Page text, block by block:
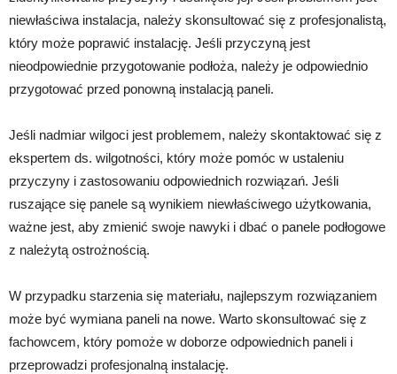
niewłaściwa instalacja, należy skonsultować się z profesjonalistą,
który może poprawić instalację. Jeśli przyczyną jest
nieodpowiednie przygotowanie podłoża, należy je odpowiednio
przygotować przed ponowną instalacją paneli.
Jeśli nadmiar wilgoci jest problemem, należy skontaktować się z
ekspertem ds. wilgotności, który może pomóc w ustaleniu
przyczyny i zastosowaniu odpowiednich rozwiązań. Jeśli
ruszające się panele są wynikiem niewłaściwego użytkowania,
ważne jest, aby zmienić swoje nawyki i dbać o panele podłogowe
z należytą ostrożnością.
W przypadku starzenia się materiału, najlepszym rozwiązaniem
może być wymiana paneli na nowe. Warto skonsultować się z
fachowcem, który pomoże w doborze odpowiednich paneli i
przeprowadzi profesjonalną instalację.